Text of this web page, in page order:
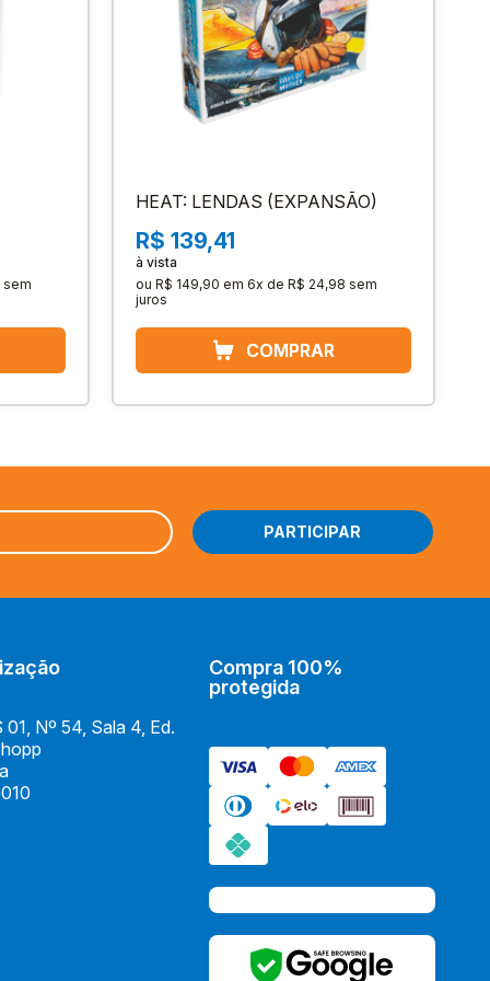
sem
HEAT: LENDAS (EXPANSÃO)
R$ 139,41
à vista
ou R$ 149,90 em 6x de R$ 24,98 sem
juros
01, Nº 54, Sala 4, Ed.
Compra 100%
protegida